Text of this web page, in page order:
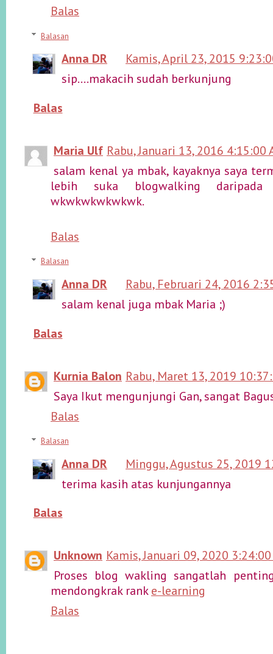
Balas
Balasan
Anna DR
Kamis, April 23, 2015
sip....makacih sudah berkunjung
Balas
Maria Ulf Rabu, Januari 13, 2016 4:15:00
salam kenal ya mbak, kayaknya saya
lebih suka blogwalking
wkwkwkwkwkwk.
Balas
Balasan
Anna DR
Rabu, Februari 24, 2016
salam kenal juga mbak Maria ;)
Balas
Kurnia Balon Rabu, Maret 13, 2019
Saya Ikut mengunjungi Gan, sangat
Balas
Balasan
Anna DR
Minggu, Agustus 25, 2019
terima kasih atas kunjungannya
Balas
Unknown Kamis, Januari 09, 2020
Proses blog wakling sangatlah
mendongkrak rank e-learning
Balas